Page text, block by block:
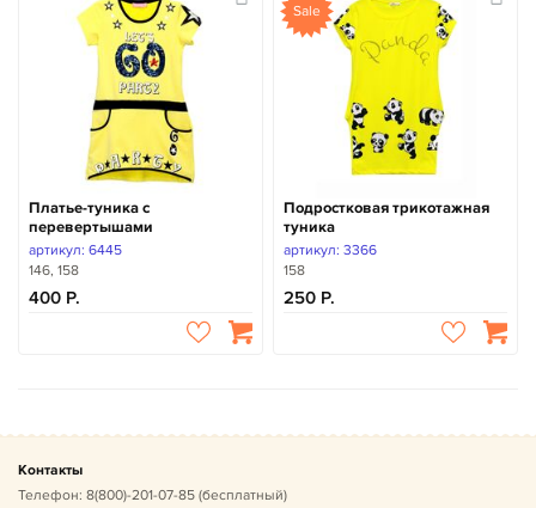
Платье-туника с
перевертышами
артикул: 6445
146, 158
400
Sale
Подростковая трикотажная
туника
артикул: 3366
158
250
Контакты
Телефон: 8(800)-201-07-85 (бесплатный)